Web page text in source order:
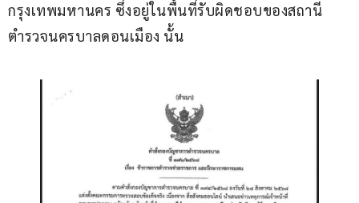
กรุงเทพมหานคร ซึ่งอยู่ในพื้นที่รับผิดชอบของสถานี
ตำรวจนครบาลดอนเมือง นั้น